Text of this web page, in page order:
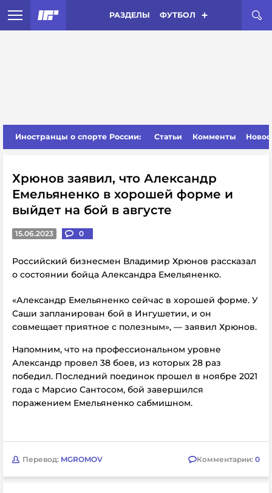
РАЗДЕЛЫ ФУТБОЛ
Иностранцы о спорте России: Статьи Комменты
Хрюнов заявил, что Александр
Емельяненко в хорошей форме и
выйдет на бой в августе
15.06.2023 0
Российский бизнесмен Владимир Хрюнов рассказал
о состоянии бойца Александра Емельяненко.
«Александр Емельяненко сейчас в хорошей форме. У
Саши запланирован бой в Ингушетии, и он
совмещает приятное с полезным», — заявил Хрюнов.
Напомним, что на профессиональном уровне
Александр провел 38 боев, из которых 28 раз
победил. Последний поединок прошел в ноябре 2021
года с Марсио Сантосом, бой завершился
поражением Емельяненко сабмишном.
Перевод: MGROMOV Комментарии: 0